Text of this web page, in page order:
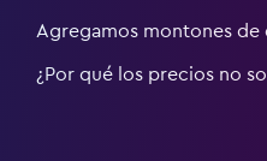
Agregamos montones de
¿Por qué los precios no